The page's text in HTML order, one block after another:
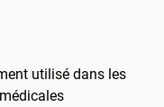
utilisé dans les